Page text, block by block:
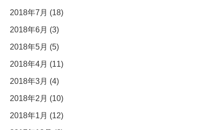
2018年7月 (18)
2018年6月 (3)
2018年5月 (5)
2018年4月 (11)
2018年3月 (4)
2018年2月 (10)
2018年1月 (12)